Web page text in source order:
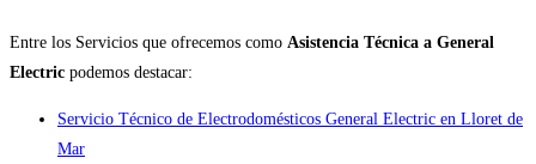
Entre los Servicios que ofrecemos como Asistencia Técnica a General
Electric podemos destacar:
Servicio Técnico de Electrodomésticos General Electric en Lloret de
Mar